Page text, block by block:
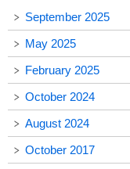
September 2025
May 2025
February 2025
October 2024
August 2024
October 2017